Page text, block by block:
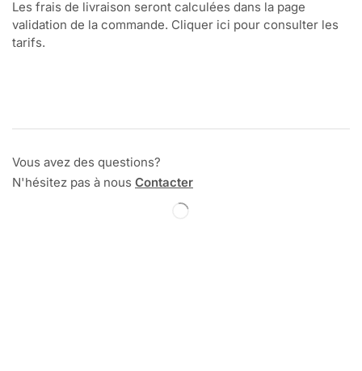
Les frais de livraison seront calculées dans la page
validation de la commande. Cliquer ici pour consulter les
tarifs.
Vous avez des questions?
N'hésitez pas à nous Contacter